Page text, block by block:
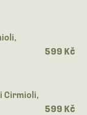
599 Kč
Cirmioli,
599 Kč